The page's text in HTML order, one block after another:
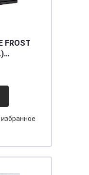
FROST
избранное